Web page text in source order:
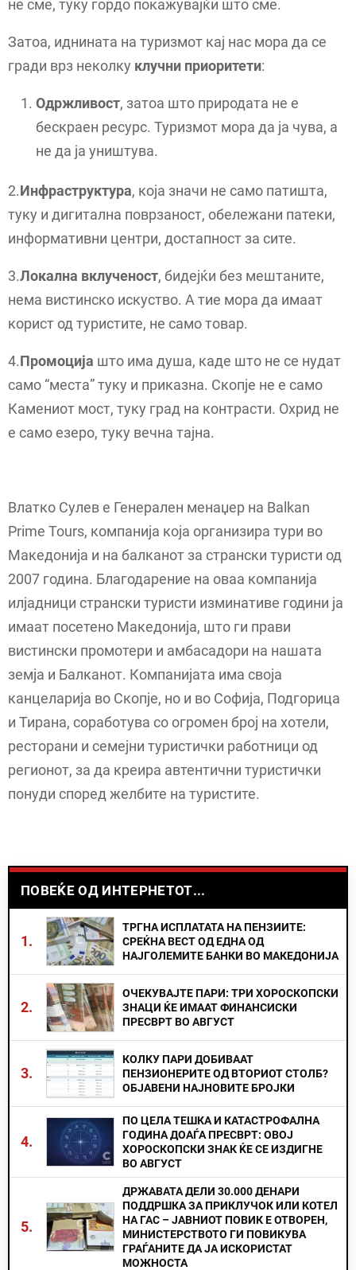
не сме, туку гордо покажувајќи што сме.
Затоа, иднината на туризмот кај нас мора да се
гради врз неколку клучни приоритети:
Одржливост, затоа што природата не е
бескраен ресурс. Туризмот мора да ја чува, а
не да ја уништува.
2.Инфраструктура, која значи не само патишта,
туку и дигитална поврзаност, обележани патеки,
информативни центри, достапност за сите.
3.Локална вклученост, бидејќи без мештаните,
нема вистинско искуство. А тие мора да имаат
корист од туристите, не само товар.
4.Промоција што има душа, каде што не се нудат
само “места” туку и приказна. Скопје не е само
Камениот мост, туку град на контрасти. Охрид не
е само езеро, туку вечна тајна.
Влатко Сулев е Генерален менаџер на Balkan
Prime Tours, компанија која организира тури во
Македонија и на балканот за странски туристи од
2007 година. Благодарение на оваа компанија
илјадници странски туристи изминативе години ја
имаат посетено Македонија, што ги прави
вистински промотери и амбасадори на нашата
земја и Балканот. Компанијата има своја
канцеларија во Скопје, но и во Софија, Подгорица
и Тирана, соработува со огромен број на хотели,
ресторани и семејни туристички работници од
регионот, за да креира автентични туристички
понуди според желбите на туристите.
ПОВЕЌЕ ОД ИНТЕРНЕТОТ...
1.
ТРГНА ИСПЛАТАТА НА ПЕНЗИИТЕ:
СРЕЌНА ВЕСТ ОД ЕДНА ОД
НАЈГОЛЕМИТЕ БАНКИ ВО МАКЕДОНИЈА
2.
ОЧЕКУВАЈТЕ ПАРИ: ТРИ ХОРОСКОПСКИ
ЗНАЦИ ЌЕ ИМААТ ФИНАНСИСКИ
ПРЕСВРТ ВО АВГУСТ
3.
КОЛКУ ПАРИ ДОБИВААТ
ПЕНЗИОНЕРИТЕ ОД ВТОРИОТ СТОЛБ?
ОБЈАВЕНИ НАЈНОВИТЕ БРОЈКИ
4.
ПО ЦЕЛА ТЕШКА И КАТАСТРОФАЛНА
ГОДИНА ДОАЃА ПРЕСВРТ: ОВОЈ
ХОРОСКОПСКИ ЗНАК ЌЕ СЕ ИЗДИГНЕ
ВО АВГУСТ
5.
ДРЖАВАТА ДЕЛИ 30.000 ДЕНАРИ
ПОДДРШКА ЗА ПРИКЛУЧОК ИЛИ КОТЕЛ
НА ГАС – ЈАВНИОТ ПОВИК Е ОТВОРЕН,
МИНИСТЕРСТВОТО ГИ ПОВИКУВА
ГРАЃАНИТЕ ДА ЈА ИСКОРИСТАТ
МОЖНОСТА